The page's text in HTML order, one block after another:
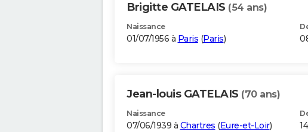
Brigitte GATELAIS (54 ans)
Naissance
01/07/1956 à Paris (Paris)
Jean-louis GATELAIS (70 ans)
Naissance
07/06/1939 à Chartres (Eure-et-Loir)